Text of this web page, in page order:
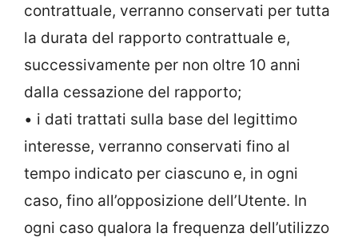
contrattuale, verranno conservati per tutta
la durata del rapporto contrattuale e,
successivamente per non oltre 10 anni
dalla cessazione del rapporto;
• i dati trattati sulla base del legittimo
interesse, verranno conservati fino al
tempo indicato per ciascuno e, in ogni
caso, fino all’opposizione dell’Utente. In
ogni caso qualora la frequenza dell’utilizzo